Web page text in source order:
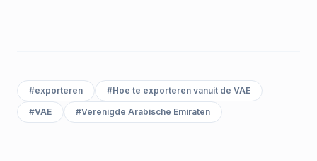
#exporteren #Hoe te exporteren vanuit de VAE
#VAE #Verenigde Arabische Emiraten